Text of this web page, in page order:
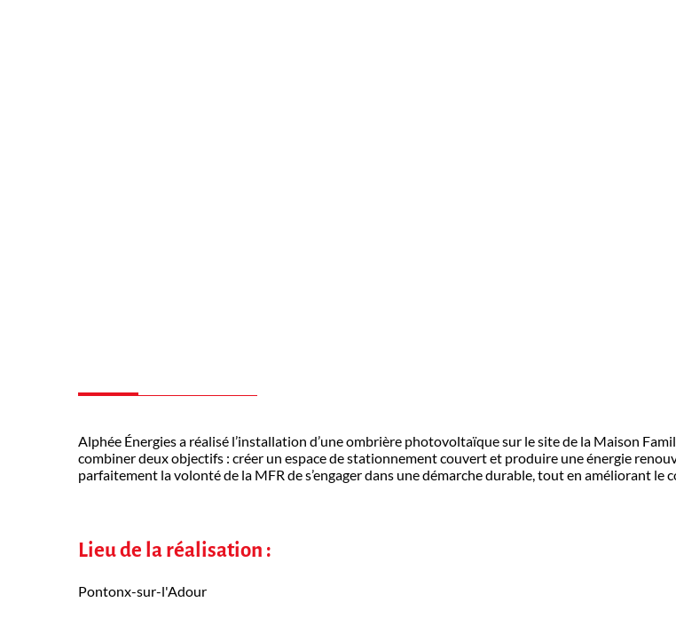
Alphée Énergies a réalisé l’installation d’une ombrière photovoltaïque sur le site de la Maison
combiner deux objectifs : créer un espace de stationnement couvert et produire une énergie
parfaitement la volonté de la MFR de s’engager dans une démarche durable, tout en améliorant
Lieu de la réalisation :
Pontonx-sur-l'Adour